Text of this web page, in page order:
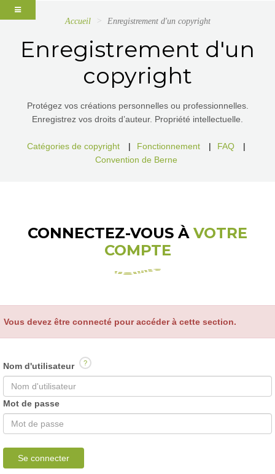
Accueil Enregistrement d'un copyright
Enregistrement d'un
copyright
Protégez vos créations personnelles ou professionnelles.
Enregistrez vos droits d’auteur. Propriété intellectuelle.
Catégories de copyright | Fonctionnement | FAQ
|
Convention de Berne
CONNECTEZ-VOUS À VOTRE
COMPTE
Vous devez être connecté pour accéder à cette section.
Nom d'utilisateur ?
Mot de passe
Se connecter